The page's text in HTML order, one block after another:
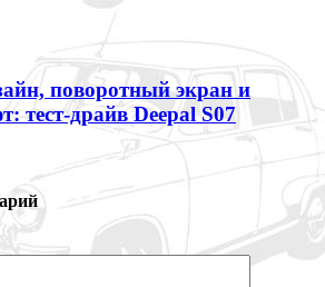
поворотный экран и
тест-драйв Deepal S07